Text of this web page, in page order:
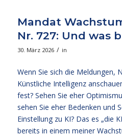
Mandat
Nr. 727: Und was
30. März 2026 / in
Wenn Sie sich die Meldungen,
Künstliche Intelligenz
fest? Sehen Sie eher
sehen Sie eher Bedenken und
Einstellung zu KI? Das es „die
bereits in einem meiner